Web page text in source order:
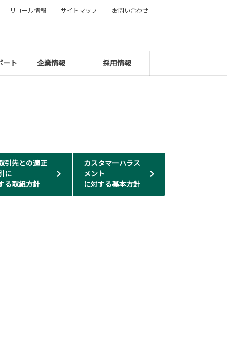
ート 企業情報 採用情報
リコール情報 サイトマップ お問い合わせ
引先との適正
に
る取組方針
カスタマーハラス
メント
に対する基本方針